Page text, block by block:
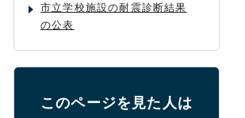
市立学校施設の耐震診断結果
の公表
このページを見た人は